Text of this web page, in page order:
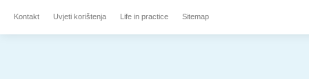
Kontakt Uvjeti korištenja Life in practice Sitemap